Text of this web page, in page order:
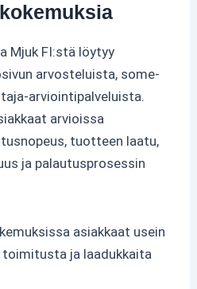
Mjuk FI:stä löytyy
arvosteluista, some-
arviointipalveluista.
arvioissa
tuotteen laatu,
ja palautusprosessin
asiakkaat usein
ja laadukkaita